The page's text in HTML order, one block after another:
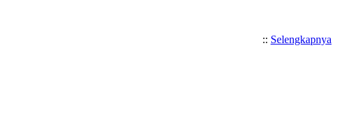
:: Selengkapnya